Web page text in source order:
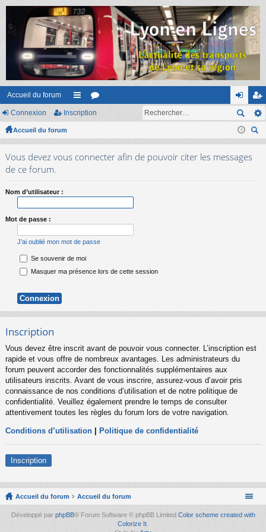
Accueil du forum
ac or on
ne
ns
cri
Connexion Inscription
Accueil du forum
ec
her
Vous devez vous connecter afin de pouvoir citer les messages
de ce forum.
Nom d’utilisateur :
Mot de passe :
J’ai oublié mon mot de passe
Se souvenir de moi
Masquer ma présence lors de cette session
Inscription
Vous devez être inscrit avant de pouvoir vous connecter. L’inscription est
rapide et vous offre de nombreux avantages. Les administrateurs du
forum peuvent accorder des fonctionnalités supplémentaires aux
utilisateurs inscrits. Avant de vous inscrire, assurez-vous d’avoir pris
connaissance de nos conditions d’utilisation et de notre politique de
confidentialité. Veuillez également prendre le temps de consulter
attentivement toutes les règles du forum lors de votre navigation.
Conditions d’utilisation Politique de confidentialité
Inscription
Accueil du forum Accueil du forum
Développé par phpBB® Forum Software © phpBB Limited Color scheme created with
Colorize It.